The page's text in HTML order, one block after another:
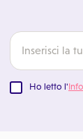
Ho letto l'